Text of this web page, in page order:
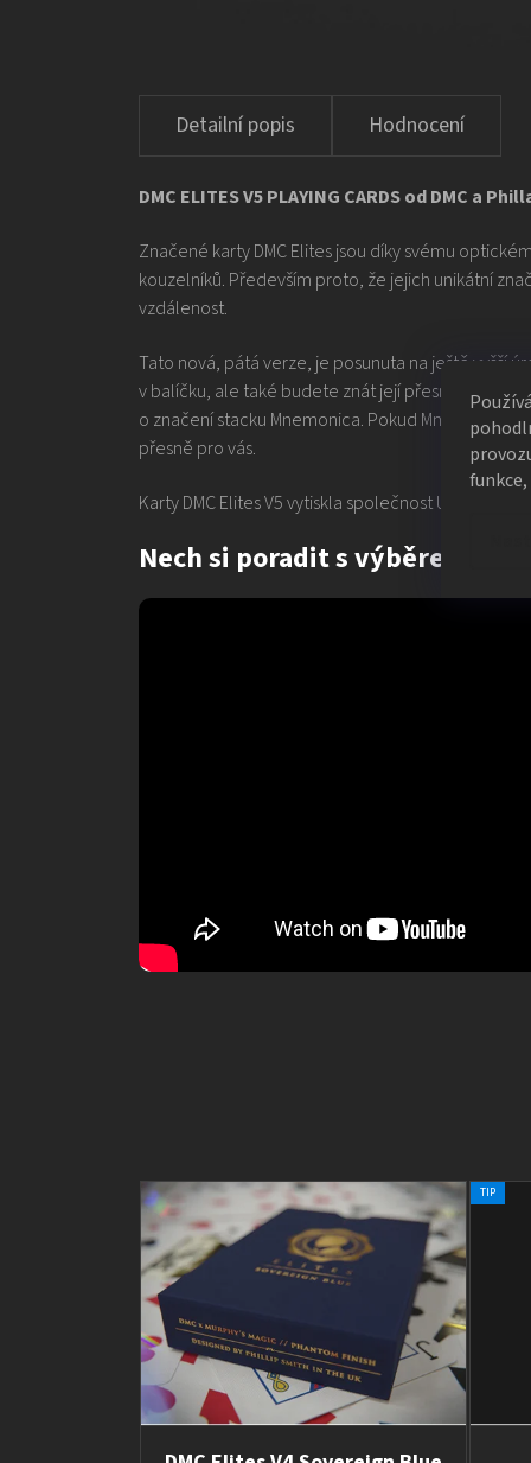
Hodnocení
DMC ELITES V5 PLAYING CARDS od DMC a
Značené karty DMC Elites jsou díky svému
kouzelníků. Především proto, že jejich unikátní
vzdálenost.
Tato nová, pátá verze, je posunuta na ještě vyšší
v balíčku, ale také budete znát její přesnou
o značení stacku Mnemonica. Pokud Mnemonicu
přesně pro vás.
Karty DMC Elites V5 vytiskla společnost United
Nech si poradit s výběrem
TIP